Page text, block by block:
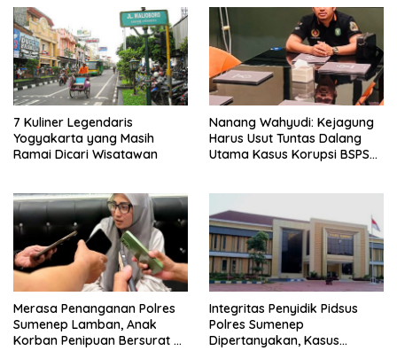
7 Kuliner Legendaris
Yogyakarta yang Masih
Ramai Dicari Wisatawan
Nanang Wahyudi: Kejagung
Harus Usut Tuntas Dalang
Utama Kasus Korupsi BSPS
Merasa Penanganan Polres
Sumenep Lamban, Anak
Korban Penipuan Bersurat ke
Integritas Penyidik Pidsus
Polres Sumenep
Dipertanyakan, Kasus